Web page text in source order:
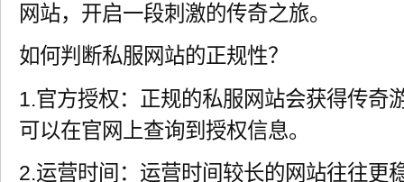
网站，开启一段刺激的传奇之旅。
如何判断私服网站的正规性？
1.官方授权：正规的私服网站会获得传奇
可以在官网上查询到授权信息。
2.运营时间：运营时间较长的网站往往更